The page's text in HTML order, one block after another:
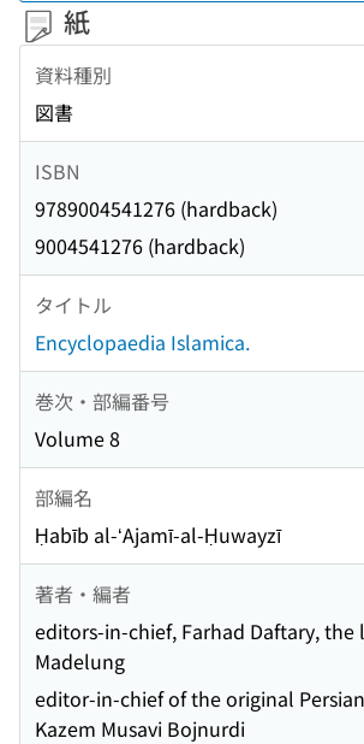
紙
資料種別
図書
ISBN
9789004541276 (hardback)
9004541276 (hardback)
タイトル
Encyclopaedia Islamica.
巻次・部編番号
Volume 8
部編名
Ḥabīb al-ʻAjamī-al-Ḥuwayzī
著者・編者
editors-in-chief, Farhad Daftary, the
Madelung
editor-in-chief of the original
Kazem Musavi Bojnurdi